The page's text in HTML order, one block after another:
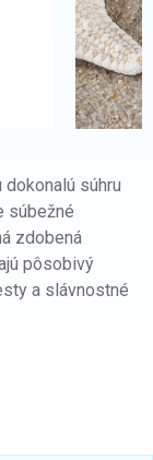
dokonalú súhru
súbežné
zdobená
pôsobivý
a slávnostné